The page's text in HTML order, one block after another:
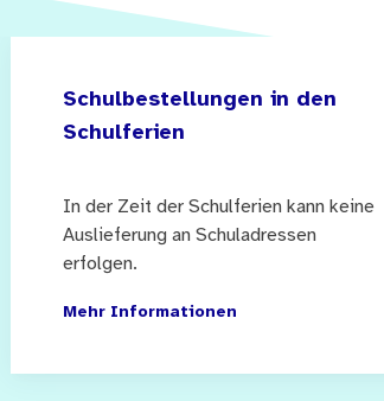
Schulbestellungen in den
Schulferien
In der Zeit der Schulferien kann keine
Auslieferung an Schuladressen
erfolgen.
Mehr Informationen